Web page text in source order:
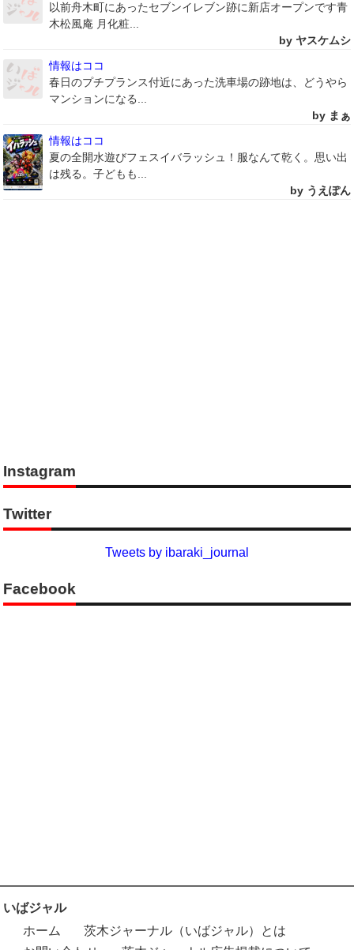
以前舟木町にあったセブンイレブン跡に新店オープンです青
木松風庵 月化粧...
by ヤスケムシ
情報はココ
春日のプチプランス付近にあった洗車場の跡地は、どうやら
マンションになる...
by まぁ
情報はココ
夏の全開水遊びフェスイバラッシュ！服なんて乾く。思い出
は残る。子どもも...
by うえぽん
Instagram
Twitter
Tweets by ibaraki_journal
Facebook
いばジャル
ホーム
茨木ジャーナル（いばジャル）とは